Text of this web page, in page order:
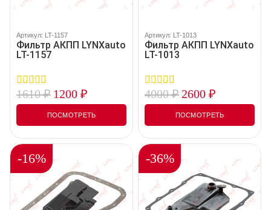
Артикул: LT-1157
Фильтр АКПП LYNXauto
LT-1157
0
out
5
1610₽ 1200 ₽
ПОСМОТРЕТЬ
Артикул: LT-1013
Фильтр АКПП LYNXauto
LT-1013
0
out
5
4000₽2600 ₽
ПОСМОТРЕТЬ
-16% -36%